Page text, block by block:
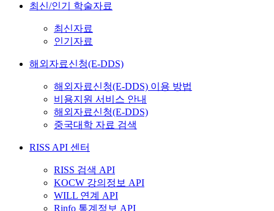
최신/인기 학술자료
최신자료
인기자료
해외자료신청(E-DDS)
해외자료신청(E-DDS) 이용 방법
비용지원 서비스 안내
해외자료신청(E-DDS)
중국대학 자료 검색
RISS API 센터
RISS 검색 API
KOCW 강의정보 API
WILL 연계 API
Rinfo 통계정보 API